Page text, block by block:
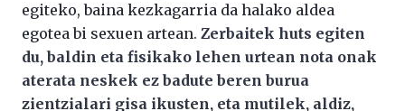
egiteko, baina kezkagarria da halako aldea
egotea bi sexuen artean. Zerbaitek huts egiten
du, baldin eta fisikako lehen urtean nota onak
aterata neskek ez badute beren burua
zientzialari gisa ikusten, eta mutilek, aldiz,